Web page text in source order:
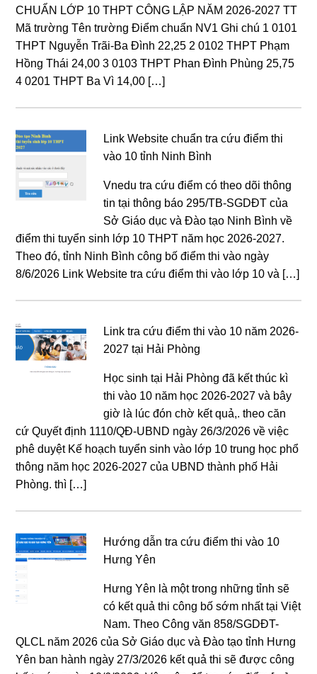
CHUẨN LỚP 10 THPT CÔNG LẬP NĂM 2026-2027 TT
Mã trường Tên trường Điểm chuẩn NV1 Ghi chú 1 0101
THPT Nguyễn Trãi-Ba Đình 22,25 2 0102 THPT Phạm
Hồng Thái 24,00 3 0103 THPT Phan Đình Phùng 25,75
4 0201 THPT Ba Vì 14,00 […]
Link Website chuẩn tra cứu điểm thi
vào 10 tỉnh Ninh Bình
Vnedu tra cứu điểm có theo dõi thông
tin tại thông báo 295/TB-SGDĐT của
Sở Giáo dục và Đào tạo Ninh Bình về
điểm thi tuyển sinh lớp 10 THPT năm học 2026-2027.
Theo đó, tỉnh Ninh Bình công bố điểm thi vào ngày
8/6/2026 Link Website tra cứu điểm thi vào lớp 10 và […]
Link tra cứu điểm thi vào 10 năm 2026-
2027 tại Hải Phòng
Học sinh tại Hải Phòng đã kết thúc kì
thi vào 10 năm học 2026-2027 và bây
giờ là lúc đón chờ kết quả,. theo căn
cứ Quyết định 1110/QĐ-UBND ngày 26/3/2026 về việc
phê duyệt Kế hoạch tuyển sinh vào lớp 10 trung học phổ
thông năm học 2026-2027 của UBND thành phố Hải
Phòng. thì […]
Hướng dẫn tra cứu điểm thi vào 10
Hưng Yên
Hưng Yên là một trong những tỉnh sẽ
có kết quả thi công bố sớm nhất tại Việt
Nam. Theo Công văn 858/SGDĐT-
QLCL năm 2026 của Sở Giáo dục và Đào tạo tỉnh Hưng
Yên ban hành ngày 27/3/2026 kết quả thi sẽ được công